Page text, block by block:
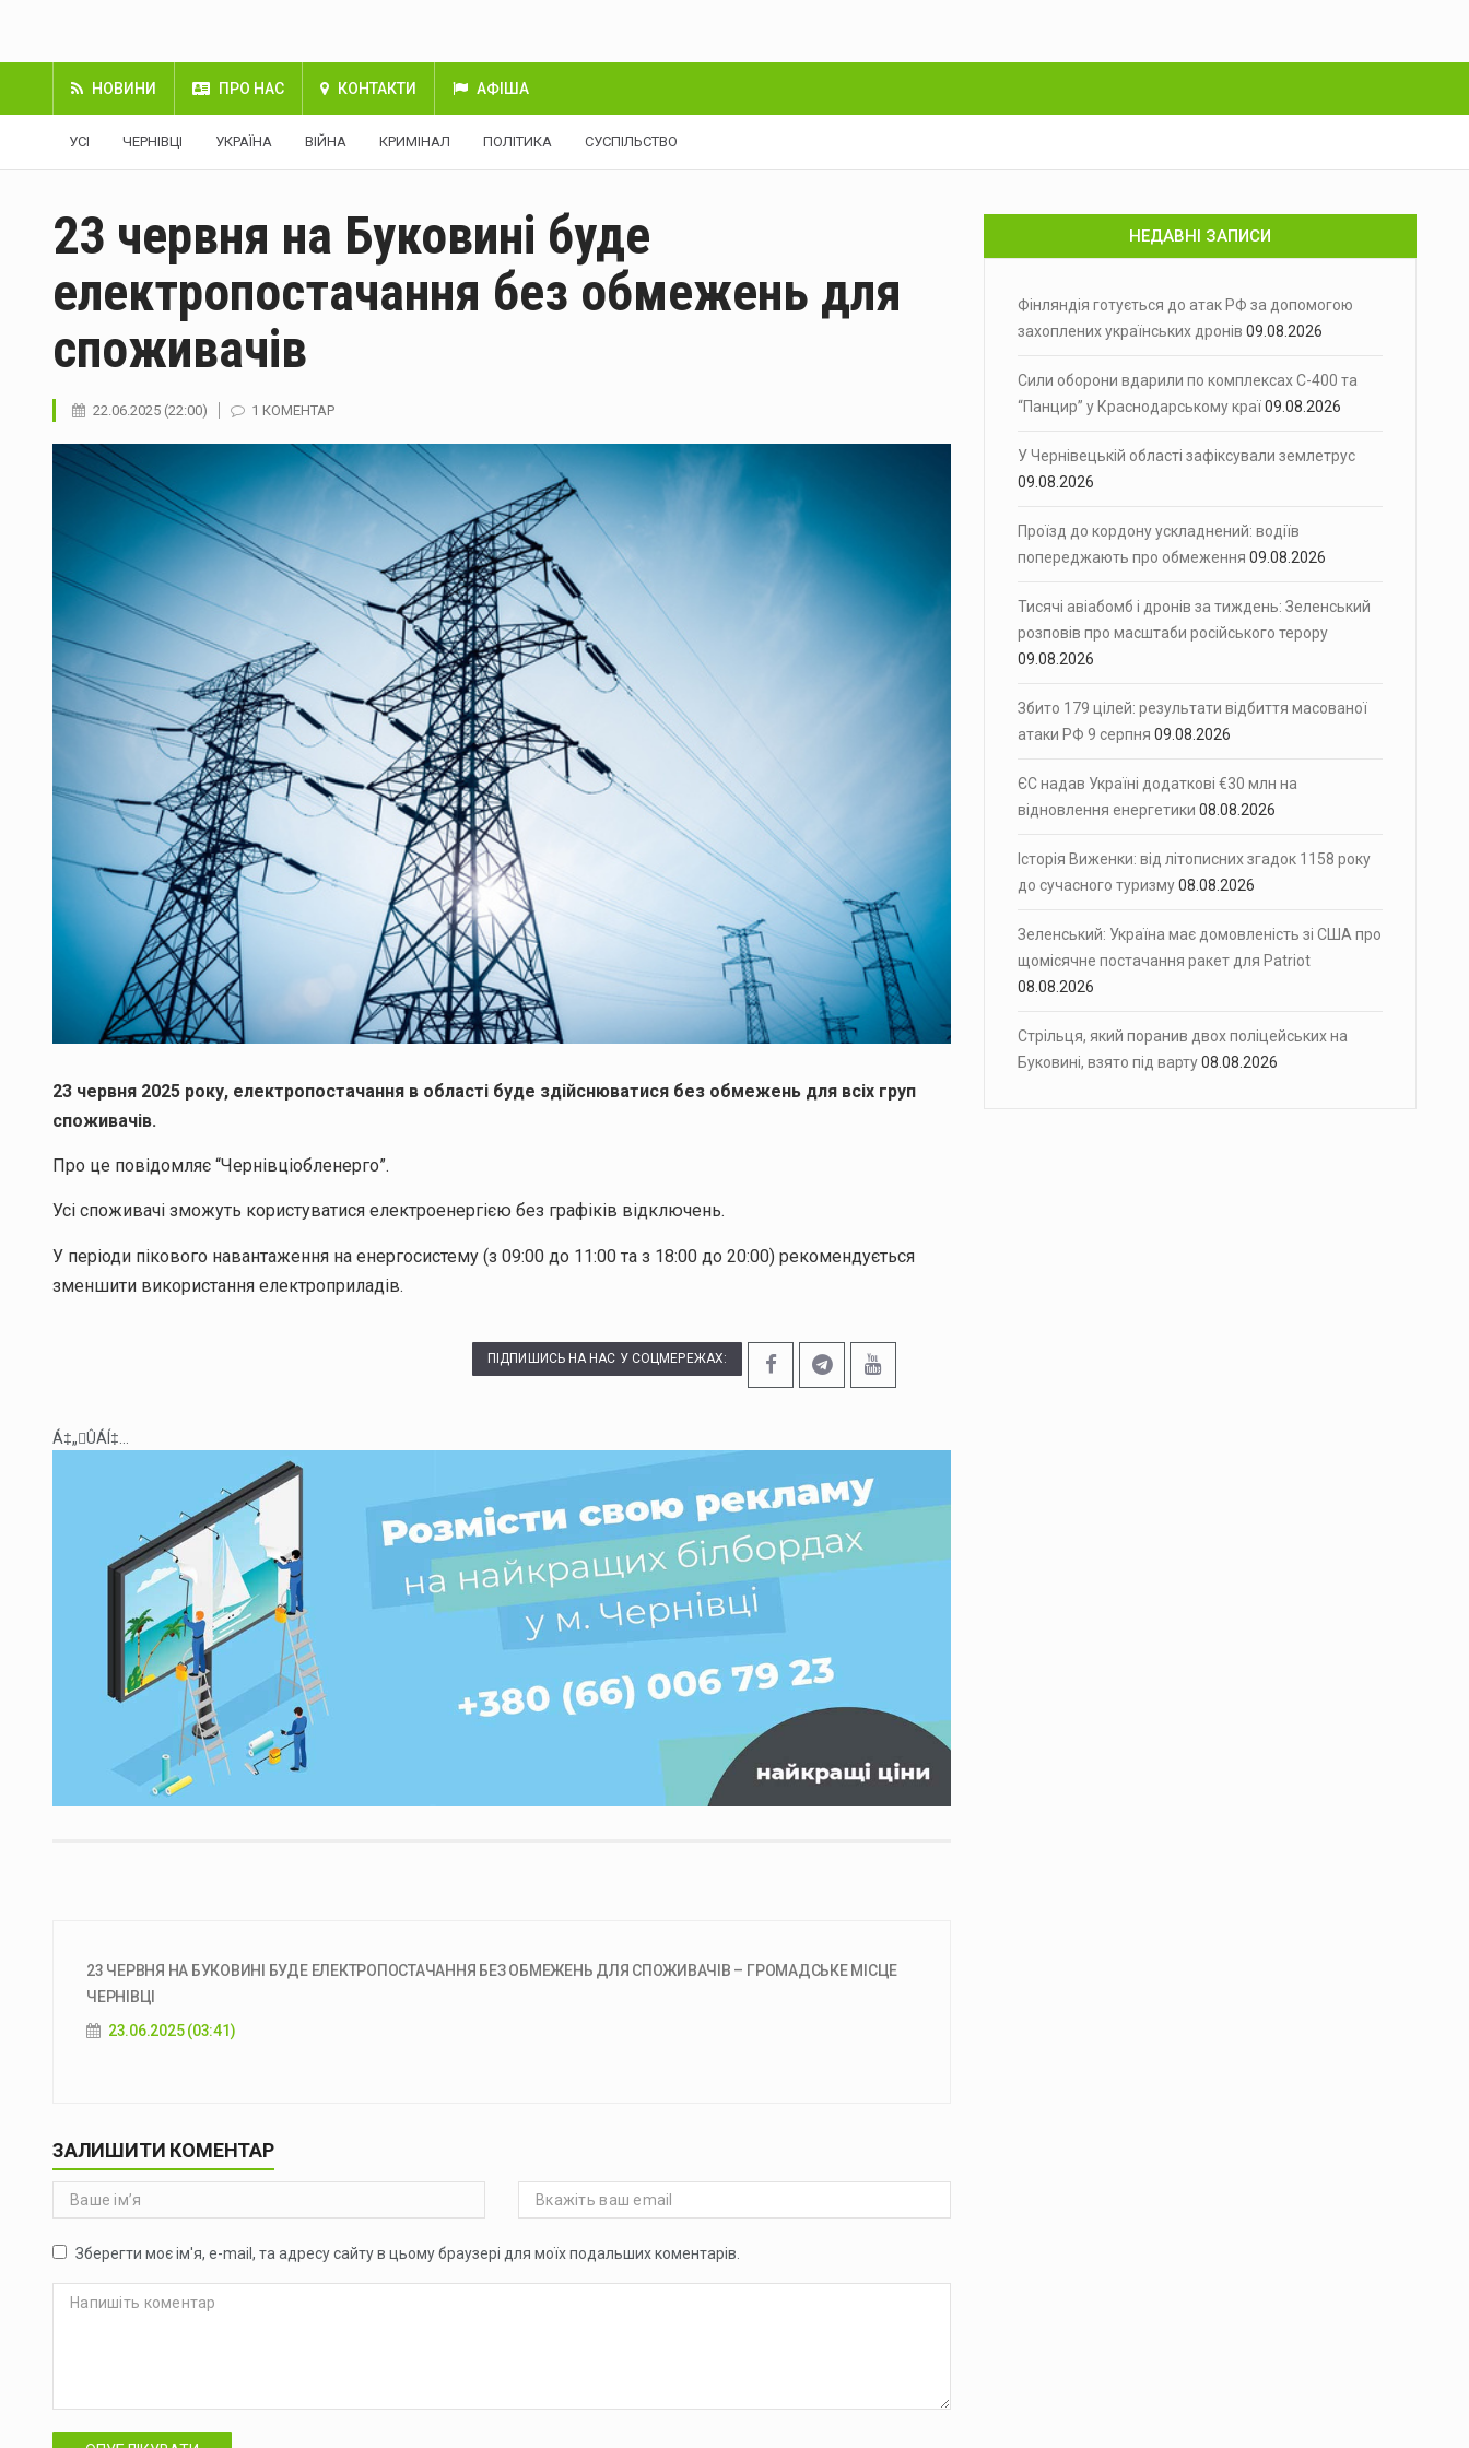
НОВИНИ ПРО НАС КОНТАКТИ АФІША
УСІ ЧЕРНІВЦІ УКРАЇНА ВІЙНА КРИМІНАЛ ПОЛІТИКА СУСПІЛЬСТВО
23 червня на Буковині буде
електропостачання без обмежень для
споживачів
22.06.2025 (22:00) 1 КОМЕНТАР
23 червня 2025 року, електропостачання в області буде здійснюватися без обмежень для всіх груп
споживачів.
Про це повідомляє “Чернівціобленерго”.
Усі споживачі зможуть користуватися електроенергією без графіків відключень.
У періоди пікового навантаження на енергосистему (з 09:00 до 11:00 та з 18:00 до 20:00) рекомендується
зменшити використання електроприладів.
ПІДПИШИСЬ НА НАС У СОЦМЕРЕЖАХ:
Á‡„ÛÁÍ‡...
23 ЧЕРВНЯ НА БУКОВИНІ БУДЕ ЕЛЕКТРОПОСТАЧАННЯ БЕЗ ОБМЕЖЕНЬ ДЛЯ СПОЖИВАЧІВ – ГРОМАДСЬКЕ МІСЦЕ
ЧЕРНІВЦІ
23.06.2025 (03:41)
ЗАЛИШИТИ КОМЕНТАР
Зберегти моє ім'я, e-mail, та адресу сайту в цьому браузері для моїх подальших коментарів.
НЕДАВНІ ЗАПИСИ
Фінляндія готується до атак РФ за допомогою
захоплених українських дронів 09.08.2026
Сили оборони вдарили по комплексах С-400 та
“Панцир” у Краснодарському краї09.08.2026
У Чернівецькій області зафіксували землетрус
09.08.2026
Проїзд до кордону ускладнений: водіїв
попереджають про обмеження 09.08.2026
Тисячі авіабомб і дронів за тиждень: Зеленський
розповів про масштаби російського терору
09.08.2026
Збито 179 цілей: результати відбиття масованої
атаки РФ 9 серпня 09.08.2026
ЄС надав Україні додаткові €30 млн на
відновлення енергетики 08.08.2026
Історія Виженки: від літописних згадок 1158 року
до сучасного туризму08.08.2026
Зеленський: Україна має домовленість зі США про
щомісячне постачання ракет для Patriot
08.08.2026
Стрільця, який поранив двох поліцейських на
Буковині, взято під варту08.08.2026